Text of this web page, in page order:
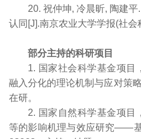
20. 祝仲坤, 冷晨昕, 陶建
认同[J].南京农业大学学报(社
部分主持的科研项目
1. 国家社会科学基金项目
融入分化的理论机制与应对策
在研。
2. 国家自然科学基金项目
等的影响机理与效应研究——